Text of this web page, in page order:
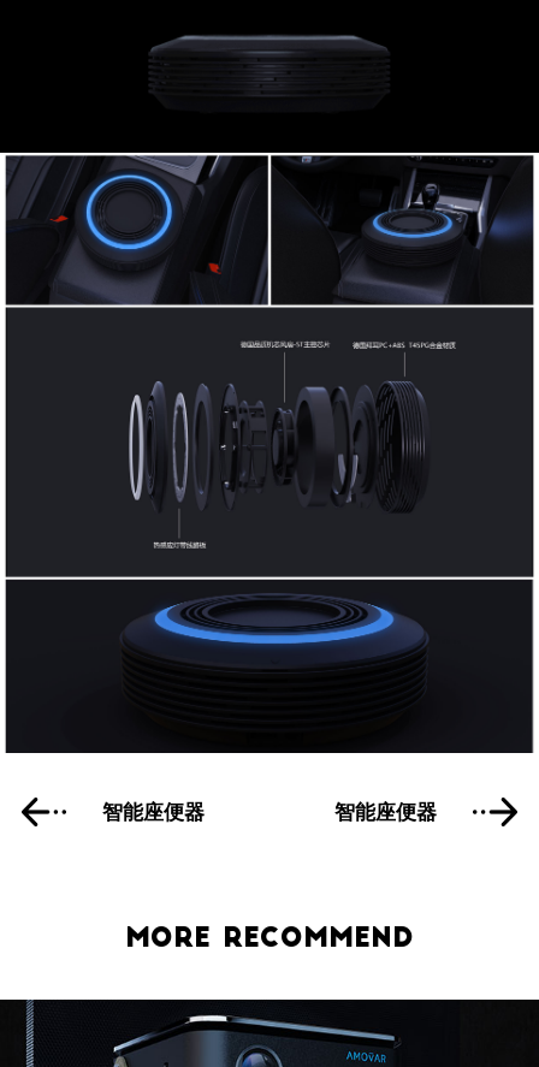
智能座便器 智能座便器
MORE RECOMMEND